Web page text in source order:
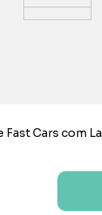
Fast Cars com